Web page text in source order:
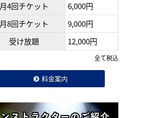
月4回チケット
6,000円
月8回チケット
9,000円
受け放題
12,000円
全て税込
料金案内